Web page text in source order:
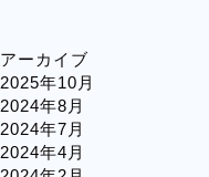
アーカイブ
2025年10月
2024年8月
2024年7月
2024年4月